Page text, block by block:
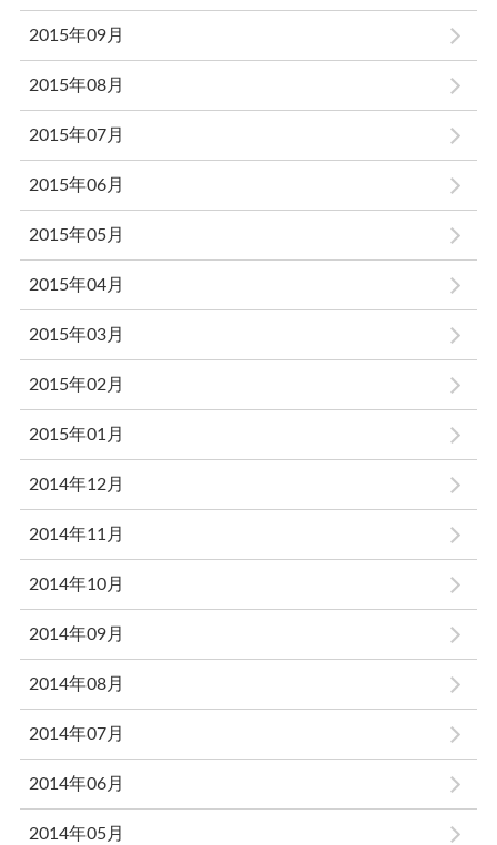
2015年09月
2015年08月
2015年07月
2015年06月
2015年05月
2015年04月
2015年03月
2015年02月
2015年01月
2014年12月
2014年11月
2014年10月
2014年09月
2014年08月
2014年07月
2014年06月
2014年05月